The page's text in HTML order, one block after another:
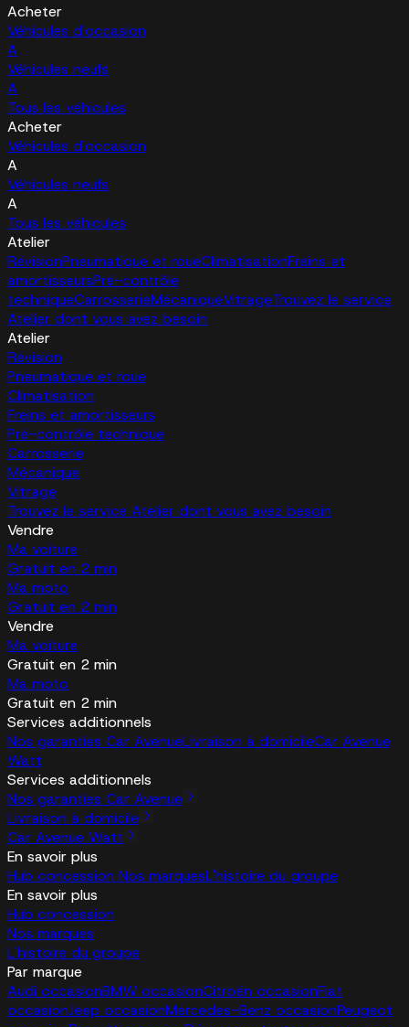
Acheter
Véhicules d'occasion
A
Véhicules neufs
A
Tous les véhicules
Acheter
Véhicules d'occasion
A
Véhicules neufs
A
Tous les véhicules
Atelier
RévisionPneumatique et roueClimatisationFreins et
amortisseursPré-contrôle
techniqueCarrosserieMécaniqueVitrageTrouvez le service
Atelier dont vous avez besoin
Atelier
Révision
Pneumatique et roue
Climatisation
Freins et amortisseurs
Pré-contrôle technique
Carrosserie
Mécanique
Vitrage
Trouvez le service Atelier dont vous avez besoin
Vendre
Ma voiture
Gratuit en 2 min
Ma moto
Gratuit en 2 min
Vendre
Ma voiture
Gratuit en 2 min
Ma moto
Gratuit en 2 min
Services additionnels
Nos garanties Car AvenueLivraison à domicileCar Avenue
Watt
Services additionnels
Nos garanties Car Avenue
Livraison à domicile
Car Avenue Watt
En savoir plus
Hub concession Nos marquesL'histoire du groupe
En savoir plus
Hub concession
Nos marques
L'histoire du groupe
Par marque
Audi occasionBMW occasionCitroën occasionFiat
occasionJeep occasionMercedes-Benz occasionPeugeot